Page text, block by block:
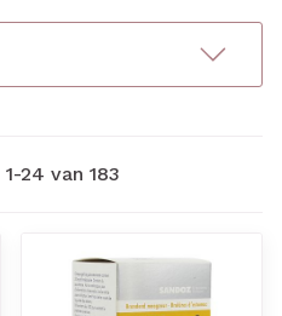
1-24 van 183